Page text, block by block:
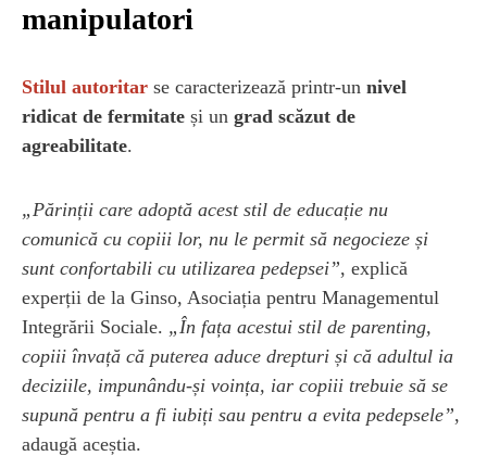
manipulatori
Stilul autoritar se caracterizează printr-un nivel
ridicat de fermitate și un grad scăzut de
agreabilitate.
„Părinții care adoptă acest stil de educație nu
comunică cu copiii lor, nu le permit să negocieze și
sunt confortabili cu utilizarea pedepsei”, explică
experții de la Ginso, Asociația pentru Managementul
Integrării Sociale. „În fața acestui stil de parenting,
copiii învață că puterea aduce drepturi și că adultul ia
deciziile, impunându-și voința, iar copiii trebuie să se
supună pentru a fi iubiți sau pentru a evita pedepsele”,
adaugă aceștia.